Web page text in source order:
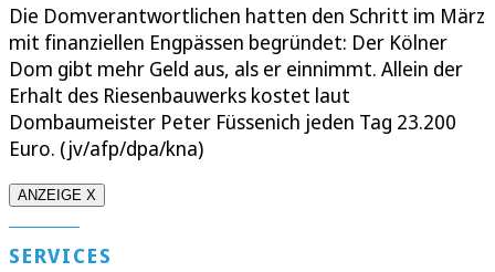
Die Domverantwortlichen hatten den Schritt im März
mit finanziellen Engpässen begründet: Der Kölner
Dom gibt mehr Geld aus, als er einnimmt. Allein der
Erhalt des Riesenbauwerks kostet laut
Dombaumeister Peter Füssenich jeden Tag 23.200
Euro. (jv/afp/dpa/kna)
ANZEIGE X
SERVICES